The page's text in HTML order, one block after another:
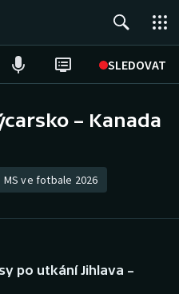
SLEDOVAT
– Kanada
MS ve fotbale 2026
po utkání Jihlava –